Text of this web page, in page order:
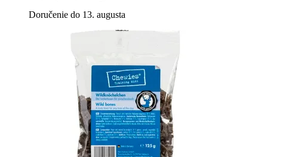
Doručenie do 13. augusta